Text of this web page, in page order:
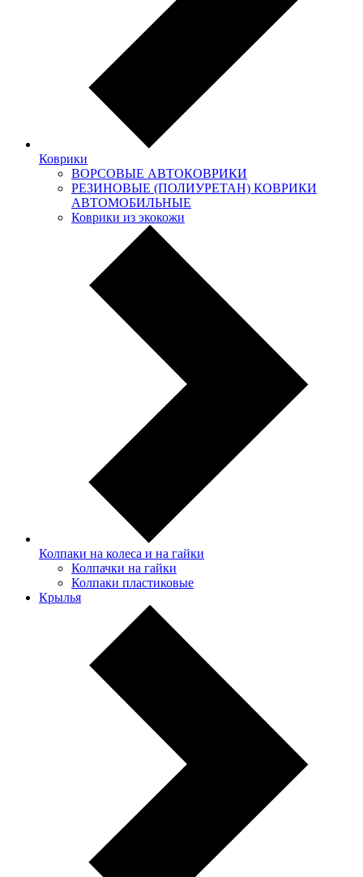
Коврики
ВОРСОВЫЕ АВТОКОВРИКИ
РЕЗИНОВЫЕ (ПОЛИУРЕТАН) КОВРИКИ
АВТОМОБИЛЬНЫЕ
Коврики из экокожи
Колпаки на колеса и на гайки
Колпачки на гайки
Колпаки пластиковые
Крылья